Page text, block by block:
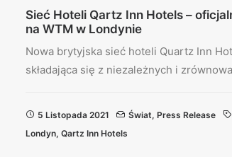
Sieć Hoteli Qartz Inn Hotels –
na WTM w Londynie
Nowa brytyjska sieć hoteli Quartz Inn
składająca się z niezależnych i
5 Listopada 2021 Świat, Press Release
Londyn, Qartz Inn Hotels